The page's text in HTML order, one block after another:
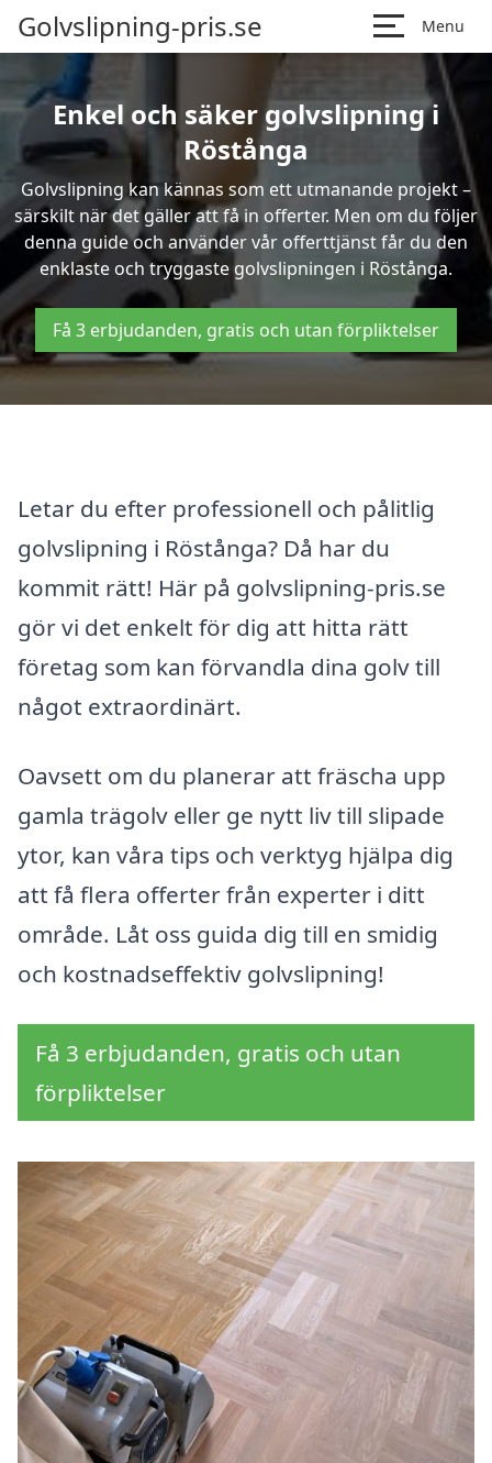
Golvslipning-pris.se Menu
Enkel och säker golvslipning i
Röstånga
Golvslipning kan kännas som ett utmanande projekt –
särskilt när det gäller att få in offerter. Men om du följer
denna guide och använder vår offerttjänst får du den
enklaste och tryggaste golvslipningen i Röstånga.
Få 3 erbjudanden, gratis och utan förpliktelser
Letar du efter professionell och pålitlig
golvslipning i Röstånga? Då har du
kommit rätt! Här på golvslipning-pris.se
gör vi det enkelt för dig att hitta rätt
företag som kan förvandla dina golv till
något extraordinärt.
Oavsett om du planerar att fräscha upp
gamla trägolv eller ge nytt liv till slipade
ytor, kan våra tips och verktyg hjälpa dig
att få flera offerter från experter i ditt
område. Låt oss guida dig till en smidig
och kostnadseffektiv golvslipning!
Få 3 erbjudanden, gratis och utan
förpliktelser